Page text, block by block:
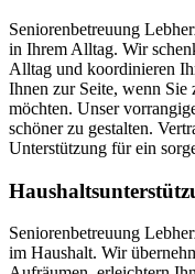
Seniorenbetreuung
in Ihrem Alltag. Wir
Alltag und koordinieren
Ihnen zur Seite, wenn Sie
möchten. Unser
schöner zu gestalten.
Unterstützung für ein
Seniorenbetreuung
im Haushalt. Wir